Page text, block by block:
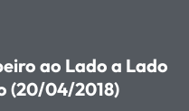
ao Lado a Lado
(20/04/2018)